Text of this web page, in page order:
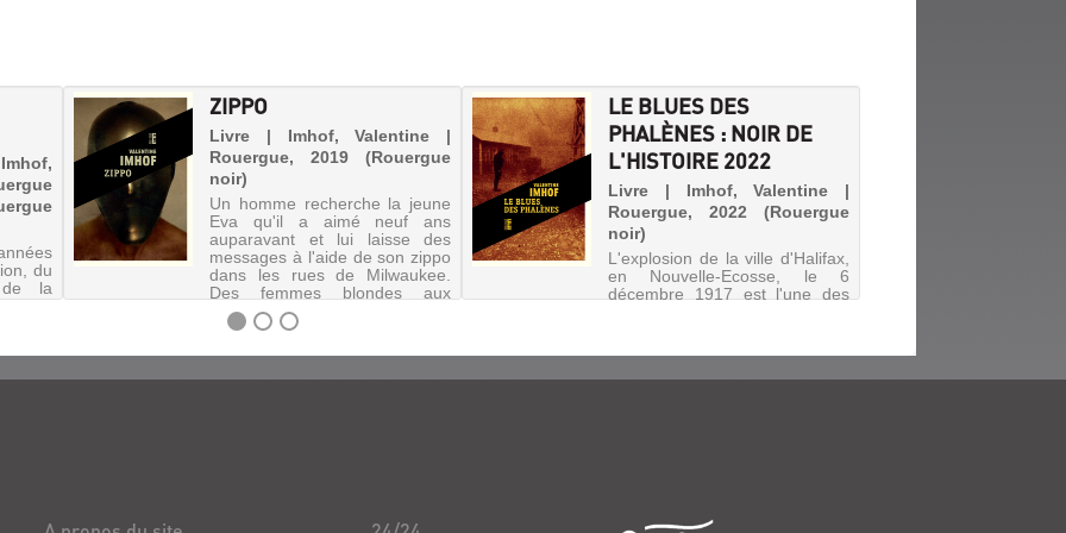
ZIPPO
Livre | Imhof, Valentine |
Rouergue, 2019 (Rouergue
noir)
Un homme recherche la jeune
Eva qu'il a aimé neuf ans
auparavant et lui laisse des
messages à l'aide de son zippo
dans les rues de Milwaukee.
Des femmes blondes aux
visages brûlés sont retrouvées
mortes sur les bancs de Lincoln
LE BLUES DES
PHALÈNES : NOIR DE
L'HISTOIRE 2022
Livre | Imhof, Valentine |
Rouergue, 2022 (Rouergue
noir)
L'explosion de la ville d'Halifax,
en Nouvelle-Ecosse, le 6
décembre 1917 est l'une des
enfant sont réunis au coeur des
du
de la